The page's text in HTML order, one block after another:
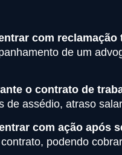
com reclamação
de um
o contrato de
de assédio, atraso
com ação após
podendo